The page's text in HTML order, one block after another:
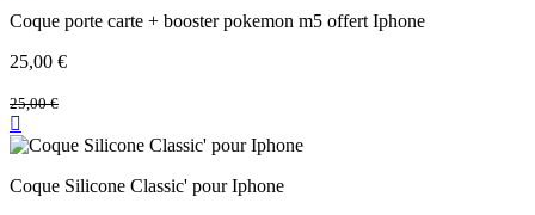
Coque porte carte + booster pokemon m5 offert Iphone
25,00 €
25,00€
Coque Silicone Classic' pour Iphone